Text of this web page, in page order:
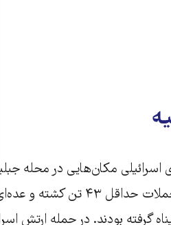
مکان‌هایی در محله
جمله یکی از مدارس سازمان ملل را هدف قرار دادند. در این حملات حداقل
پناه گرفته بودند. در حمله ارتش